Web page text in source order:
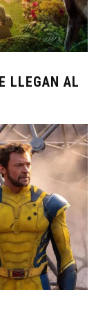
LLEGAN AL